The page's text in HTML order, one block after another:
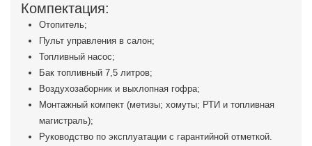
Компектация:
Отопитель;
Пульт управления в салон;
Топливный насос;
Бак топливный 7,5 литров;
Воздухозаборник и выхлопная гофра;
Монтажный компект (метизы; хомуты; РТИ и топливная
магистраль);
Руководство по эксплуатации с гарантийной отметкой.